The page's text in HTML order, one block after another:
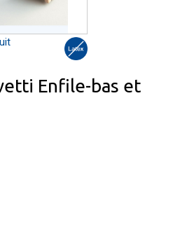
Enfile-bas et